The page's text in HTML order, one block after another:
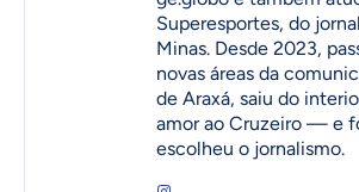
Superesportes, do
Minas. Desde 2023,
novas áreas da
de Araxá, saiu do
amor ao Cruzeiro — e
escolheu o jornalismo.